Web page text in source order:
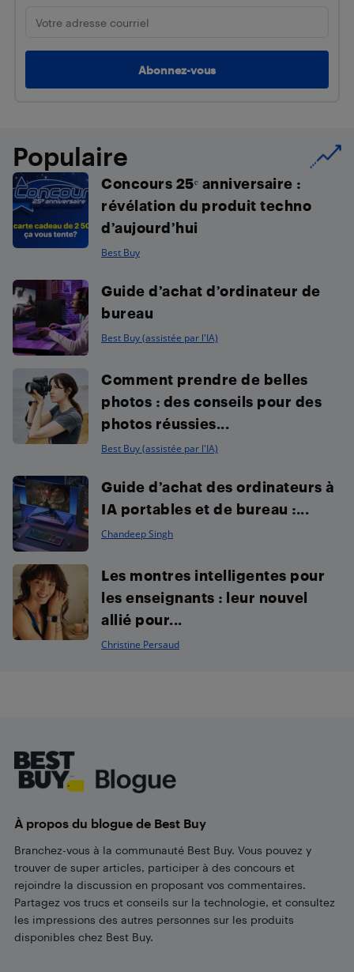
Populaire
Concours 25ᵉ anniversaire :
révélation du produit techno
d’aujourd’hui
Best Buy
Guide d’achat d’ordinateur de
bureau
Best Buy (assistée par l'IA)
Comment prendre de belles
photos : des conseils pour des
photos réussies...
Best Buy (assistée par l'IA)
Guide d’achat des ordinateurs à
IA portables et de bureau :...
Chandeep Singh
Les montres intelligentes pour
les enseignants : leur nouvel
allié pour...
Christine Persaud
À propos du blogue de Best Buy
Branchez-vous à la communauté Best Buy. Vous pouvez y
trouver de super articles, participer à des concours et
rejoindre la discussion en proposant vos commentaires.
Partagez vos trucs et conseils sur la technologie, et consultez
les impressions des autres personnes sur les produits
disponibles chez Best Buy.